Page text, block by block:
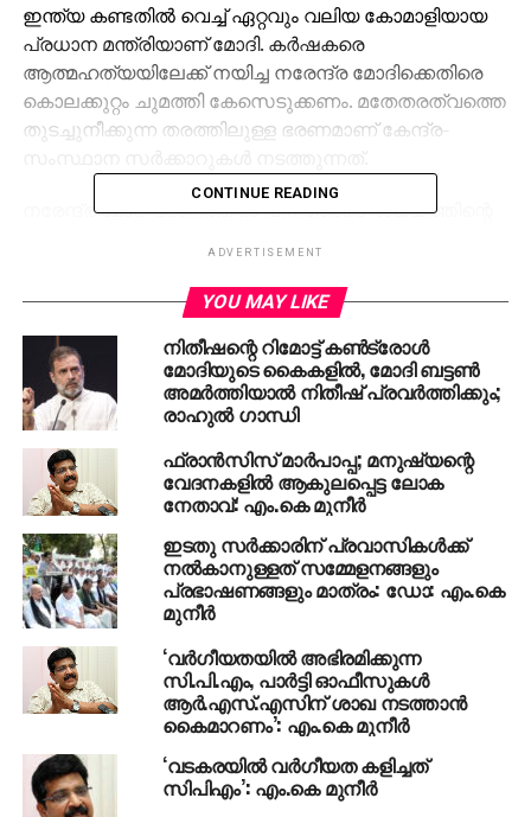
ഇന്ത്യ കണ്ടതില്‍ വെച്ച് ഏറ്റവും വലിയ കോമാളിയായ
പ്രധാന മന്ത്രിയാണ് മോദി. കര്‍ഷകരെ
ആത്മഹത്യയിലേക്ക് നയിച്ച നരേന്ദ്ര മോദിക്കെതിരെ
കൊലക്കുറ്റം ചുമത്തി കേസെടുക്കണം. മതേതരത്വത്തെ
തുടച്ചുനീക്കുന്ന തരത്തിലുള്ള ഭരണമാണ് കേന്ദ്ര-
നരേന്ദ്ര മോദി ഭരണത്തില്‍ വന്നതോടെ രാജ്യത്തിന്റെ
കയ്യിട്ടു വാരുന്ന പ്രവൃത്തിയാണ് ചെയ്തത്. കേന്ദ്ര-
സംസ്ഥാന സര്‍ക്കാറുകളുടെ ജനദ്രോഹ
നടപടികള്‍ക്കെതിരെ ശക്തമായ പ്രവര്‍ത്തനങ്ങള്‍
ഉണ്ടാകണമെന്നും മുനീര്‍ നേതൃസംഗമത്തില്‍ പറഞ്ഞു.
മദ്യവും ചൂതാട്ടവും ഇല്ലാത്ത നാടായി കേരളത്തെ
മാറ്റിയെടുക്കണം. കേന്ദ്രത്തിലെ ഇ.പി ജയരാജനായി
മാറിയ അല്‍ഫോണ്‍സ് കണ്ണന്താനം സി.പി.എമ്മിന്റെയും
ബി.ജെ.പിയുടെയും മന്ത്രിയാണെന്നും അദ്ദേഹം
പറഞ്ഞു. യു.ഡി.എഫ് ജില്ലാ ചെയര്‍മാന്‍ എ. ഡി
മുസ്തഫ അധ്യക്ഷത വഹിച്ചു. മുസ്‌ലിംലീഗ് സംസ്ഥാന
വൈസ് പ്രസി വി. കെ അബ്ദുല്‍ ഖാദര്‍ മൗലവി, ഡി. സി.
സി പ്രസി സതീശന്‍ പാച്ചേനി, മുന്‍ മന്ത്രി കെ. പി
മോഹനന്‍, മുസ്‌ലിംലീഗ് ജില്ലാ പ്രസി
പി.കുഞ്ഞിമുഹമ്മദ്, ജനറല്‍ സെക്രട്ടറി അബ്ദുല്‍ കരീം
ചേലേരി, വി.എ നാരായണന്‍, പി. രാമകൃഷ്ണന്‍, എ. പി
അബ്ദുല്ലക്കുട്ടി, എം. എ കരീം, ഇല്ലിക്കല്‍ അഗസ്തി, സി.
എ അജീര്‍, വത്സന്‍ അത്തിക്കല്‍,നാരായണന്‍കുട്ടി, വി വി
പുരുഷോത്തമന്‍ സംസാരിച്ചു.
CONTINUE READING
ADVERTISEMENT
YOU MAY LIKE
നിതീഷന്റെ റിമോട്ട് കണ്‍ട്രോള്‍
മോദിയുടെ കൈകളില്‍, മോദി ബട്ടണ്‍
അമര്‍ത്തിയാല്‍ നിതീഷ് പ്രവര്‍ത്തിക്കും;
രാഹുല്‍ ഗാന്ധി
ഫ്രാന്‍സിസ് മാര്‍പാപ്പ; മനുഷ്യന്റെ
വേദനകളില്‍ ആകുലപ്പെട്ട ലോക
നേതാവ്: എം.കെ മുനീര്‍
ഇടതു സർക്കാരിന് പ്രവാസികൾക്ക്
നൽകാനുള്ളത് സമ്മേളനങ്ങളും
പ്രഭാഷണങ്ങളും മാത്രം: ഡോ: എം.കെ
മുനീർ
‘വര്‍ഗീയതയില്‍ അഭിരമിക്കുന്ന
സി.പി.എം, പാര്‍ട്ടി ഓഫീസുകള്‍
ആര്‍.എസ്.എസിന് ശാഖ നടത്താന്‍
കൈമാറണം’: എം.കെ മുനീര്‍
‘വടകരയില്‍ വര്‍ഗീയത കളിച്ചത്
സിപിഎം’: എം.കെ മുനീര്‍